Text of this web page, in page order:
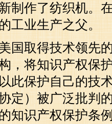
制作了纺织机。
工业生产之父。
国取得技术领先
，将知识产权保
此保护自己的技
定）被广泛批判
知识产权保护条